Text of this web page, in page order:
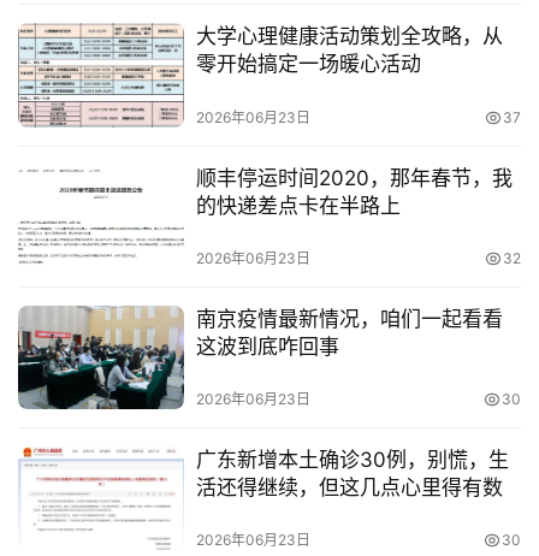
大学心理健康活动策划全攻略，从
零开始搞定一场暖心活动
2026年06月23日 37
顺丰停运时间2020，那年春节，我
的快递差点卡在半路上
2026年06月23日 32
南京疫情最新情况，咱们一起看看
这波到底咋回事
2026年06月23日 30
广东新增本土确诊30例，别慌，生
活还得继续，但这几点心里得有数
2026年06月23日 30